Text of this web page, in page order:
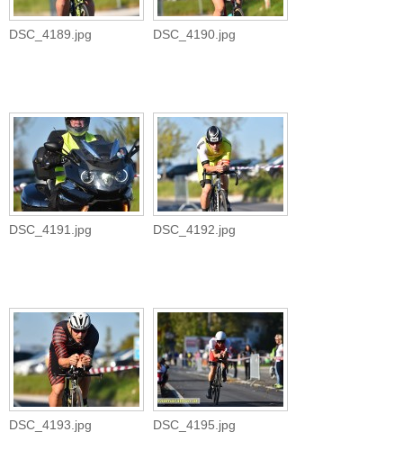
DSC_4189.jpg DSC_4190.jpg
DSC_4191.jpg DSC_4192.jpg
DSC_4193.jpg DSC_4195.jpg